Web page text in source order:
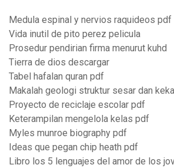
Medula espinal y nervios raquideos pdf
Vida inutil de pito perez pelicula
Prosedur pendirian firma menurut kuhd
Tierra de dios descargar
Tabel hafalan quran pdf
Makalah geologi struktur sesar dan
Proyecto de reciclaje escolar pdf
Keterampilan mengelola kelas pdf
Myles munroe biography pdf
Ideas que pegan chip heath pdf
Libro los 5 lenguajes del amor de los